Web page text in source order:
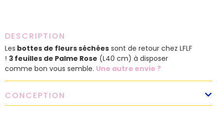
DESCRIPTION
Les bottes de fleurs séchées sont de retour chez LFLF
! 3 feuilles de Palme Rose (L40 cm) à disposer
comme bon vous semble. Une autre envie ?
CONCEPTION